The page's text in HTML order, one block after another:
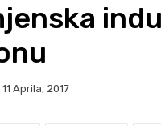
11 Aprila, 2017